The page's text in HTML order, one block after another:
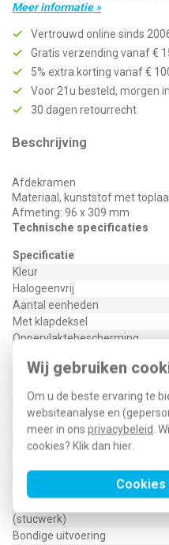
Wij gebruiken
Om u de beste ervaring te
websiteanalyse en
meer in ons privacybeleid.
cookies? Klik dan hier.
Meer informatie »
Vertrouwd online sinds
Gratis verzending vanaf €
5% extra korting vanaf €
Voor 21u besteld, morgen
30 dagen retourrecht
Beschrijving
Afdekramen
Materiaal, kunststof met
Afmeting: 96 x 309 mm
Technische specificaties
Specificatie
Kleur
Halogeenvrij
Aantal eenheden
Met klapdeksel
Oppervlaktebescherming
Materiaalkwaliteit
Bevestigingswijze
Montagerichting
Beschermingsgraad (IP)
Geschikt voor vloerpot
Transparant
Geschikt voor wandgoot
(stucwerk)
Bondige uitvoering